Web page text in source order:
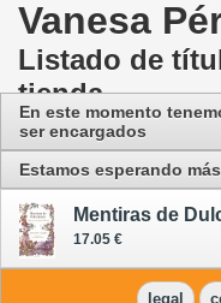
Vanesa
Listado de
tienda
En este momento
ser encargados
Estamos esperando
17.05 €
legal